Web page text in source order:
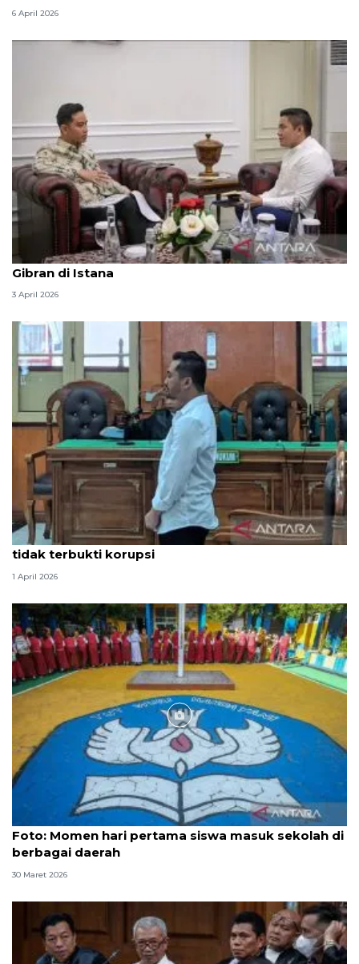
6 April 2026
Seskab Teddy silaturahmi Idul Fitri ke Wapres
Gibran di Istana
3 April 2026
Hakim PN Medan vonis bebas Amsal Sitepu karena
tidak terbukti korupsi
1 April 2026
Foto: Momen hari pertama siswa masuk sekolah di
berbagai daerah
30 Maret 2026